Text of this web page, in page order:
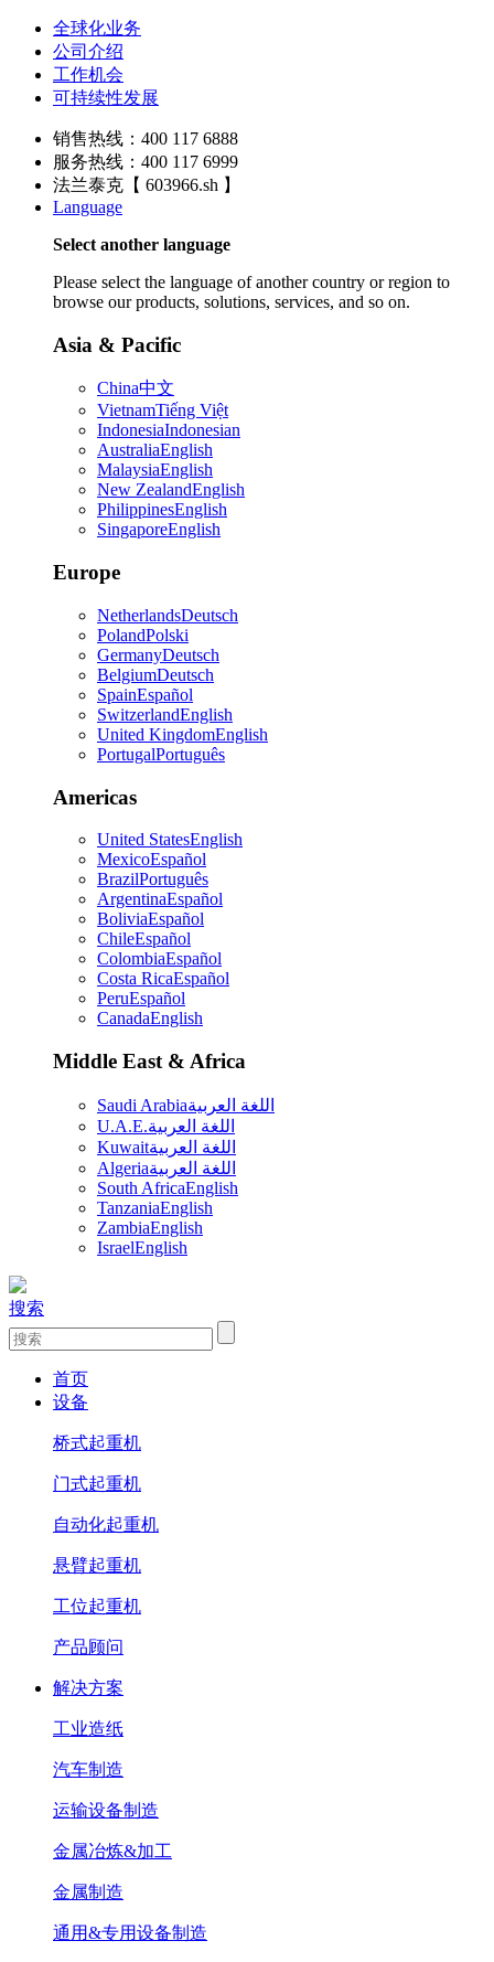
全球化业务
公司介绍
工作机会
可持续性发展
销售热线：400 117 6888
服务热线：400 117 6999
法兰泰克【 603966.sh 】
Language
Select another language
Please select the language of another country or region to
browse our products, solutions, services, and so on.
Asia & Pacific
China中文
VietnamTiếng Việt
IndonesiaIndonesian
AustraliaEnglish
MalaysiaEnglish
New ZealandEnglish
PhilippinesEnglish
SingaporeEnglish
Europe
NetherlandsDeutsch
PolandPolski
GermanyDeutsch
BelgiumDeutsch
SpainEspañol
SwitzerlandEnglish
United KingdomEnglish
PortugalPortuguês
Americas
United StatesEnglish
MexicoEspañol
BrazilPortuguês
ArgentinaEspañol
BoliviaEspañol
ChileEspañol
ColombiaEspañol
Costa RicaEspañol
PeruEspañol
CanadaEnglish
Middle East & Africa
Saudi Arabiaاللغة العربية
U.A.E.اللغة العربية
Kuwaitاللغة العربية
Algeriaاللغة العربية
South AfricaEnglish
TanzaniaEnglish
ZambiaEnglish
IsraelEnglish
搜索
首页
设备
桥式起重机
门式起重机
自动化起重机
悬臂起重机
工位起重机
产品顾问
解决方案
工业造纸
汽车制造
运输设备制造
金属冶炼&加工
金属制造
通用&专用设备制造